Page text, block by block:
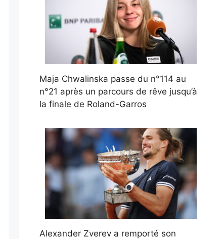
Maja Chwalinska passe du n°114 au
n°21 après un parcours de rêve jusqu’à
la finale de Roland-Garros
Alexander Zverev a remporté son